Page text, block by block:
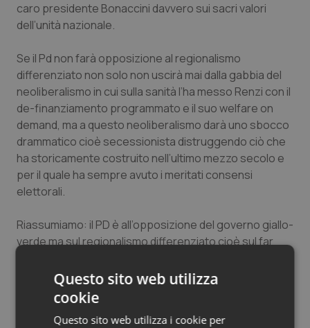
caro presidente Bonaccini davvero sui sacri valori
dell’unità nazionale.
Se il Pd non farà opposizione al regionalismo
differenziato non solo non uscirà mai dalla gabbia del
neoliberalismo in cui sulla sanità l’ha messo Renzi con il
de-finanziamento programmato e il suo welfare on
demand, ma a questo neoliberalismo darà uno sbocco
drammatico cioè secessionista distruggendo ciò che
ha storicamente costruito nell’ultimo mezzo secolo e
per il quale ha sempre avuto i meritati consensi
elettorali.
Riassumiamo: il PD è all’opposizione del governo giallo-
verde ma sul regionalismo differenziato cioè sul far
verde. Ma se per distruggere il SSN lega, M5S PD si
sono alleati allora vuol dire che la politica è da una
parte e la sanità e la società è dall’altra.
Questo sito web utilizza
cookie
Questo sito web utilizza i cookie per